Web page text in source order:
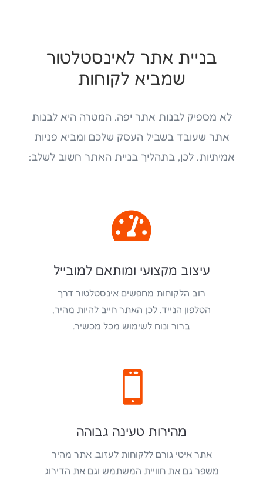
בניית אתר לאינסטלטור
שמביא לקוחות
לא מספיק לבנות אתר יפה. המטרה היא לבנות
אתר שעובד בשביל העסק שלכם ומביא פניות
אמיתיות. לכן, בתהליך בניית האתר חשוב לשלב:

עיצוב מקצועי ומותאם למובייל
רוב הלקוחות מחפשים אינסטלטור דרך
הטלפון הנייד. לכן האתר חייב להיות מהיר,
ברור ונוח לשימוש מכל מכשיר.

מהירות טעינה גבוהה
אתר איטי גורם ללקוחות לעזוב. אתר מהיר
משפר גם את חוויית המשתמש וגם את הדירוג